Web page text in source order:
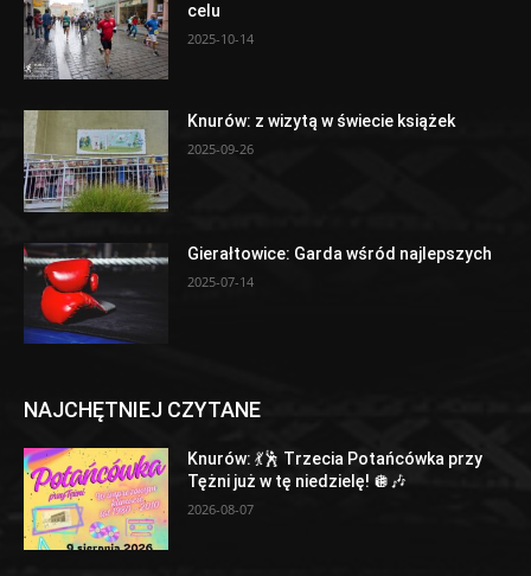
celu
2025-10-14
Knurów: z wizytą w świecie książek
2025-09-26
Gierałtowice: Garda wśród najlepszych
2025-07-14
NAJCHĘTNIEJ CZYTANE
Knurów: 💃🕺 Trzecia Potańcówka przy
Tężni już w tę niedzielę! 🪩🎶
2026-08-07